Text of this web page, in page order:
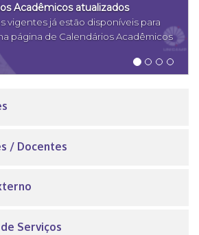
Acadêmicos atualizados
vigentes já estão disponíveis para
página de Calendários Acadêmicos
/ Docentes
Serviços